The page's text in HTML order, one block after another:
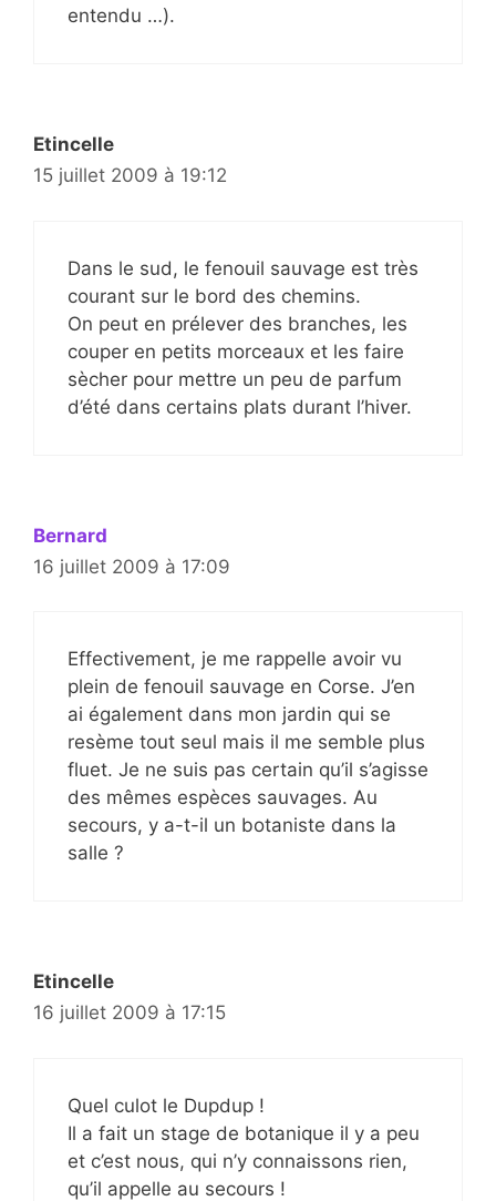
entendu …).
Etincelle
15 juillet 2009 à 19:12
Dans le sud, le fenouil sauvage est très
courant sur le bord des chemins.
On peut en prélever des branches, les
couper en petits morceaux et les faire
sècher pour mettre un peu de parfum
d’été dans certains plats durant l’hiver.
Bernard
16 juillet 2009 à 17:09
Effectivement, je me rappelle avoir vu
plein de fenouil sauvage en Corse. J’en
ai également dans mon jardin qui se
resème tout seul mais il me semble plus
fluet. Je ne suis pas certain qu’il s’agisse
des mêmes espèces sauvages. Au
secours, y a-t-il un botaniste dans la
salle ?
Etincelle
16 juillet 2009 à 17:15
Quel culot le Dupdup !
Il a fait un stage de botanique il y a peu
et c’est nous, qui n’y connaissons rien,
qu’il appelle au secours !